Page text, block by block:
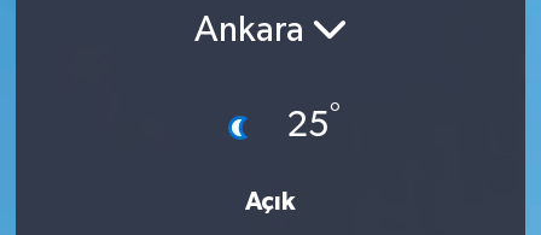
Ankara
25°
Açık